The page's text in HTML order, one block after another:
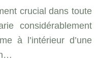
crucial dans toute
considérablement
à l’intérieur d’une